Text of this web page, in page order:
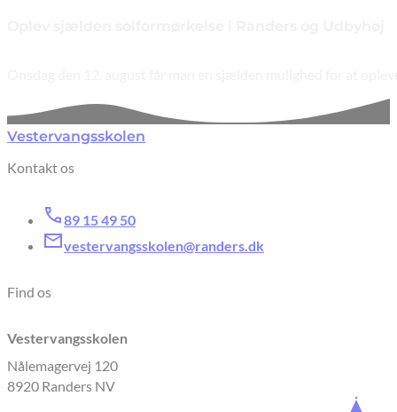
Vestervangsskolen
Kontakt os
89 15 49 50
vestervangsskolen@randers.dk
Find os
Vestervangsskolen
Nålemagervej 120
8920 Randers NV